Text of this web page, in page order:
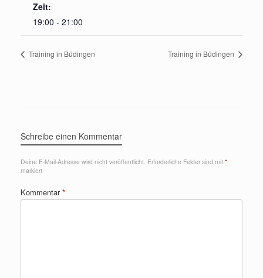
Zeit:
19:00 - 21:00
Training in Büdingen Training in Büdingen
Schreibe einen Kommentar
Deine E-Mail-Adresse wird nicht veröffentlicht. Erforderliche Felder sind mit *
markiert
Kommentar*